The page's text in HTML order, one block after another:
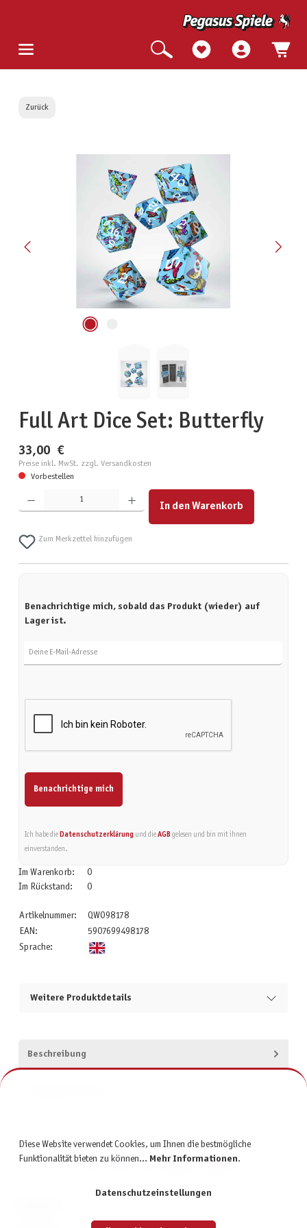
Zurück
Full Art Dice Set: Butterfly
33,00 €
Preise inkl. MwSt. zzgl. Versandkosten
Vorbestellen
Produkt Anzahl: Gib den gewünschten Wert ein oder benutze die Schaltflächen um die Anzahl zu
In den Warenkorb
Zum Merkzettel hinzufügen
Benachrichtige mich, sobald das Produkt (wieder) auf
Lager ist.
Benachrichtige mich
Ich habe die Datenschutzerklärungund die AGBgelesen und bin mit ihnen
einverstanden.
Im Warenkorb:
0
Im Rückstand:
0
Artikelnummer:
QWO98178
EAN:
5907699498178
Sprache:
Weitere Produktdetails
Beschreibung
Diese Website verwendet Cookies, um Ihnen die bestmögliche
Funktionalität bieten zu können... Mehr Informationen.
Datenschutzeinstellungen